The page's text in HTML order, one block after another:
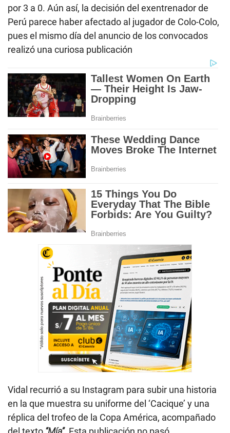
por 3 a 0. Aún así, la decisión del exentrenador de
Perú parece haber afectado al jugador de Colo-Colo,
pues el mismo día del anuncio de los convocados
realizó una curiosa publicación
Vidal recurrió a su Instagram para subir una historia
en la que muestra su uniforme del ‘Cacique’ y una
réplica del trofeo de la Copa América, acompañado